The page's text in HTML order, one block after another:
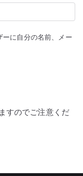
に自分の名前、メー
すのでご注意くだ